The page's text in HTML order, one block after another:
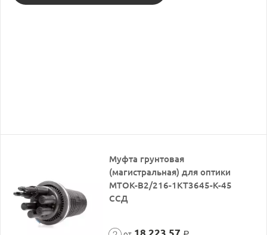
Муфта грунтовая
(магистральная) для оптики
МТОК-В2/216-1КТ3645-К-45
ССД
Р